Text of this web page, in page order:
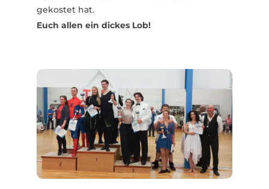
gekostet hat.
Euch allen ein dickes Lob!